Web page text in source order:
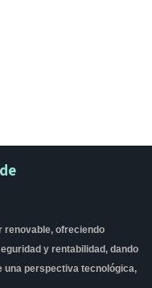
renovable, ofreciendo
y rentabilidad, dando
una perspectiva tecnológica,